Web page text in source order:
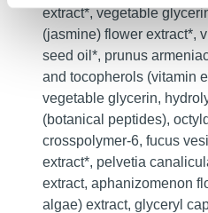
extract*, vegetable
(jasmine) flower extract*,
seed oil*, prunus
and tocopherols (vitamin
vegetable glycerin,
(botanical peptides),
crosspolymer-6, fucus
extract*, pelvetia
extract, aphanizomenon
algae) extract, glyceryl